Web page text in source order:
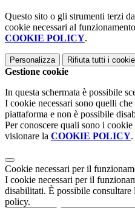
Questo sito o gli strumenti terzi
cookie necessari al
COOKIE POLICY.
Personalizza Rifiuta tutti i
Gestione cookie
In questa schermata è possibile
I cookie necessari sono quelli
piattaforma e non è possibile
Per conoscere quali sono i
visionare la COOKIE POLICY.
Cookie necessari per il
I cookie necessari per il
disabilitati. È possibile
policy.